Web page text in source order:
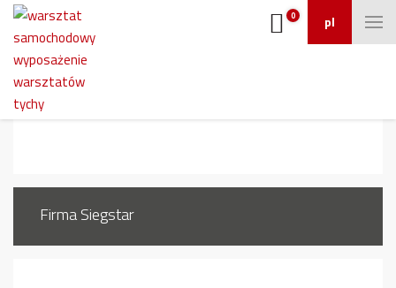
pl
0
462_12
Firma Siegstar